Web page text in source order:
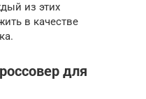
из этих
в качестве
для